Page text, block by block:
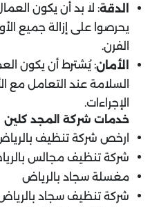
الدقة: لا بد أن يكون
يحرصوا على إزالة جميع
الفرن.
الأمان: يُشترط أن يكون
السلامة عند التعامل مع
الإجراءات.
خدمات شركة المجد كلين
ارخص شركة تنظيف
شركة تنظيف مجالس
مغسلة سجاد بالرياض
شركة تنظيف سجاد